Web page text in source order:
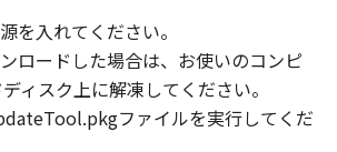
国政府または関連する外国政府
等を得ることなしに「本ソフト
または一部を、直接または間接
りません。
を入れてください。
ロードした場合は、お使いのコンピ
ィスク上に解凍してください。
ファイルを実行してくだ